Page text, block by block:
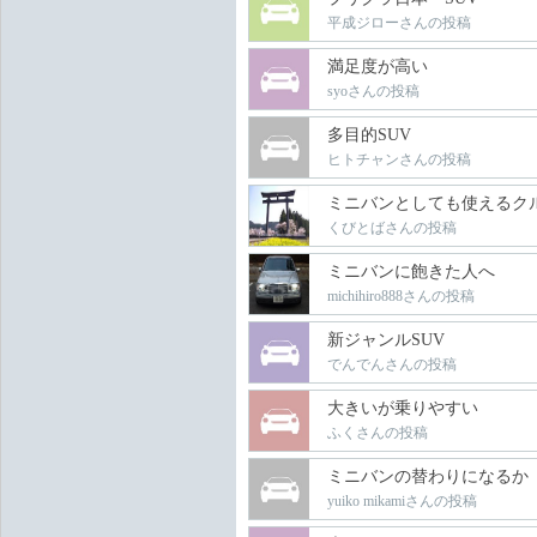
平成ジローさんの投稿
満足度が高い
syoさんの投稿
多目的SUV
ヒトチャンさんの投稿
ミニバンとしても使えるク
くびとばさんの投稿
ミニバンに飽きた人へ
michihiro888さんの投稿
新ジャンルSUV
でんでんさんの投稿
大きいが乗りやすい
ふくさんの投稿
ミニバンの替わりになるか
yuiko mikamiさんの投稿